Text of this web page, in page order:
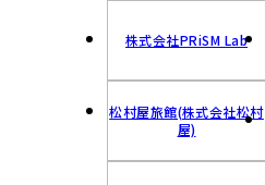
株式会社PRiSM Lab
松村屋旅館(株式会社松村
屋)